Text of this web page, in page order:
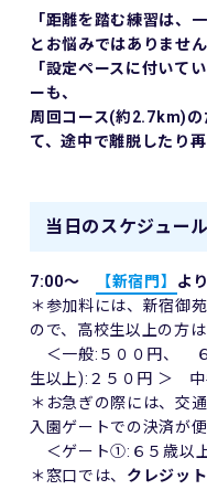
「距離を踏む練習は、
とお悩みではありません
「設定ペースに付いて
ーも、
周回コース(約2.7km)の
て、途中で離脱したり
当日のスケジュール
7:00～ 【新宿門】 よ
＊参加料には、新宿御
ので、高校生以上の方
＜一般:５００円、
生以上):２５０円 ＞ 中
＊お急ぎの際には、交
入園ゲートでの決済が便
＜ゲート①:６５歳以
＊窓口では、 クレジッ